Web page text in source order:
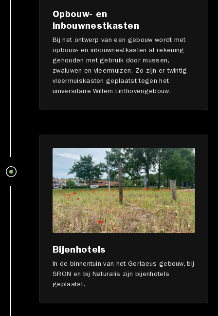
Opbouw- en
inbouwnestkasten
Bij het ontwerp van een gebouw wordt met
opbouw- en inbouwnestkasten al rekening
gehouden met gebruik door mussen,
zwaluwen en vleermuizen. Zo zijn er twintig
vleermuiskasten geplaatst tegen het
universitaire Willem Einthovengebouw.
Bijenhotels
In de binnentuin van het Gorlaeus gebouw, bij
SRON en bij Naturalis zijn bijenhotels
geplaatst.